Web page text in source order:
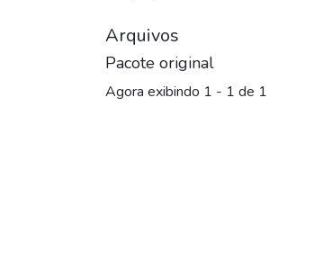
Arquivos
Pacote original
Agora exibindo 1 - 1 de 1